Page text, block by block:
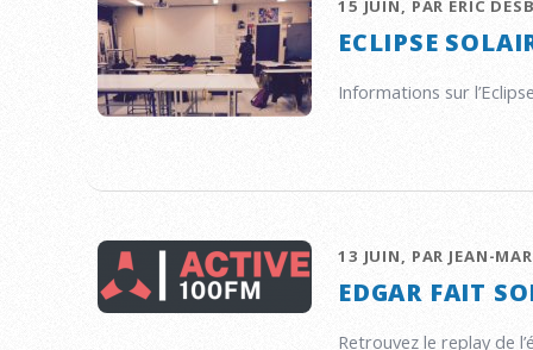
15 JUIN, PAR ERIC
ECLIPSE
Informations sur
13 JUIN, PAR JEAN-
EDGAR FAIT
Retrouvez le replay de